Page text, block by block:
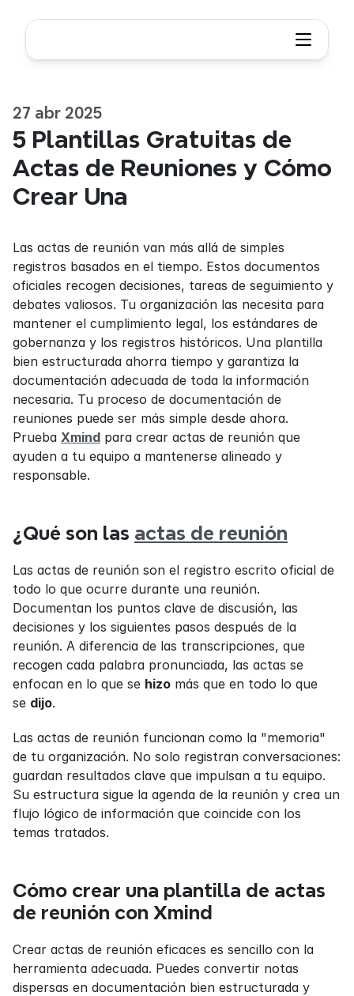
27 abr 2025
5 Plantillas Gratuitas de
Actas de Reuniones y Cómo
Crear Una
Las actas de reunión van más allá de simples
registros basados en el tiempo. Estos documentos
oficiales recogen decisiones, tareas de seguimiento y
debates valiosos. Tu organización las necesita para
mantener el cumplimiento legal, los estándares de
gobernanza y los registros históricos. Una plantilla
bien estructurada ahorra tiempo y garantiza la
documentación adecuada de toda la información
necesaria. Tu proceso de documentación de
reuniones puede ser más simple desde ahora.
Prueba Xmind para crear actas de reunión que
ayuden a tu equipo a mantenerse alineado y
responsable.
¿Qué son las actas de reunión
Las actas de reunión son el registro escrito oficial de
todo lo que ocurre durante una reunión.
Documentan los puntos clave de discusión, las
decisiones y los siguientes pasos después de la
reunión. A diferencia de las transcripciones, que
recogen cada palabra pronunciada, las actas se
enfocan en lo que se hizo más que en todo lo que
se dijo.
Las actas de reunión funcionan como la "memoria"
de tu organización. No solo registran conversaciones:
guardan resultados clave que impulsan a tu equipo.
Su estructura sigue la agenda de la reunión y crea un
flujo lógico de información que coincide con los
temas tratados.
Cómo crear una plantilla de actas
de reunión con Xmind
Crear actas de reunión eficaces es sencillo con la
herramienta adecuada. Puedes convertir notas
dispersas en documentación bien estructurada y